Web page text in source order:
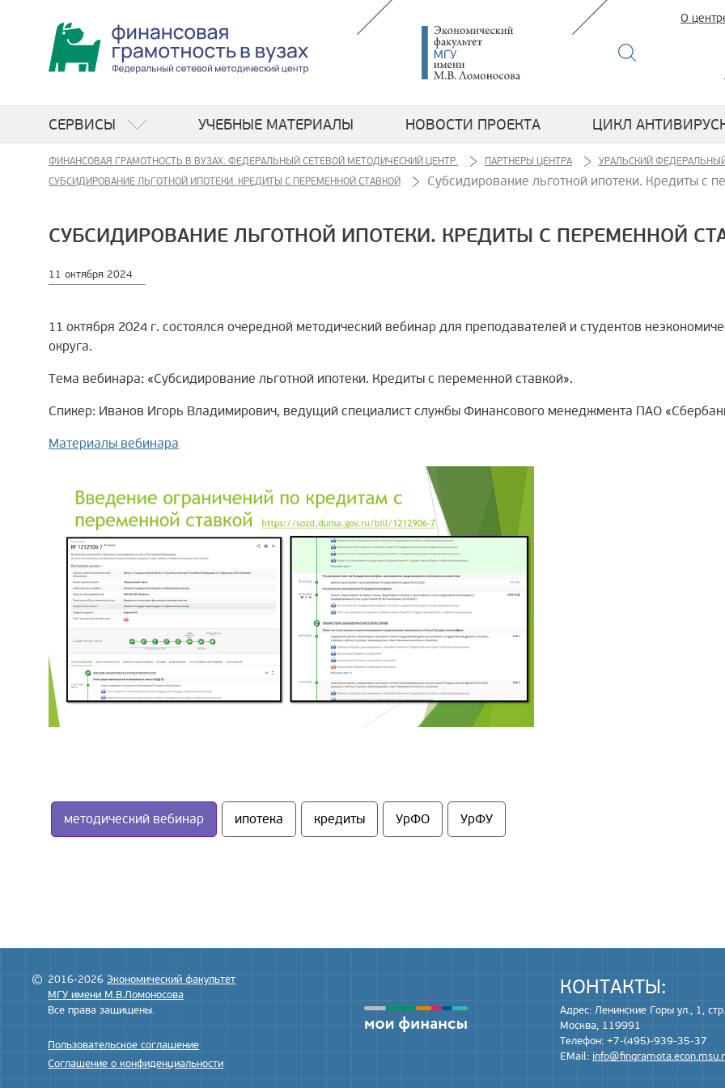
О
СЕРВИСЫ УЧЕБНЫЕ МАТЕРИАЛЫ НОВОСТИ ПРОЕКТА ЦИКЛ
ФИНАНСОВАЯ ГРАМОТНОСТЬ В ВУЗАХ. ФЕДЕРАЛЬНЫЙ СЕТЕВОЙ МЕТОДИЧЕСКИЙ ЦЕНТР. ПАРТНЕРЫ ЦЕНТРА
УРАЛЬСКИЙ
СУБСИДИРОВАНИЕ ЛЬГОТНОЙ ИПОТЕКИ. КРЕДИТЫ С ПЕРЕМЕННОЙ СТАВКОЙ
Субсидирование льготной ипотеки. Кредиты с
СУБСИДИРОВАНИЕ ЛЬГОТНОЙ ИПОТЕКИ. КРЕДИТЫ С ПЕРЕМЕННОЙ
11 октября 2024
11 октября 2024 г. состоялся очередной методический вебинар для преподавателей и студентов
округа.
Тема вебинара: «Субсидирование льготной ипотеки. Кредиты с переменной ставкой».
Спикер: Иванов Игорь Владимирович, ведущий специалист службы Финансового менеджмента ПАО
Материалы вебинара
методический вебинар ипотека кредиты УрФО УрФУ
2016-2026Экономический факультет
МГУ имени М.В.Ломоносова
Все права защищены.
Пользовательское соглашение
Соглашение о конфиденциальности
КОНТАКТЫ:
Адрес: Ленинские Горы ул., 1,
Москва, 119991
Телефон: +7-(495)-939-35-37
EMail: